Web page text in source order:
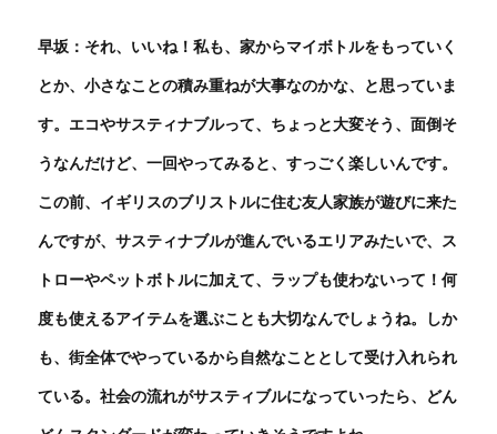
早坂：それ、いいね！私も、家からマイボトルをもっていく
とか、小さなことの積み重ねが大事なのかな、と思っていま
す。エコやサスティナブルって、ちょっと大変そう、面倒そ
うなんだけど、一回やってみると、すっごく楽しいんです。
この前、イギリスのブリストルに住む友人家族が遊びに来た
んですが、サスティナブルが進んでいるエリアみたいで、ス
トローやペットボトルに加えて、ラップも使わないって！何
度も使えるアイテムを選ぶことも大切なんでしょうね。しか
も、街全体でやっているから自然なこととして受け入れられ
ている。社会の流れがサスティブルになっていったら、どん